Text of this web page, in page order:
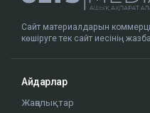
Сайт материалдарын
көшіруге тек сайт иесінің
Айдарлар
Жаңалықтар